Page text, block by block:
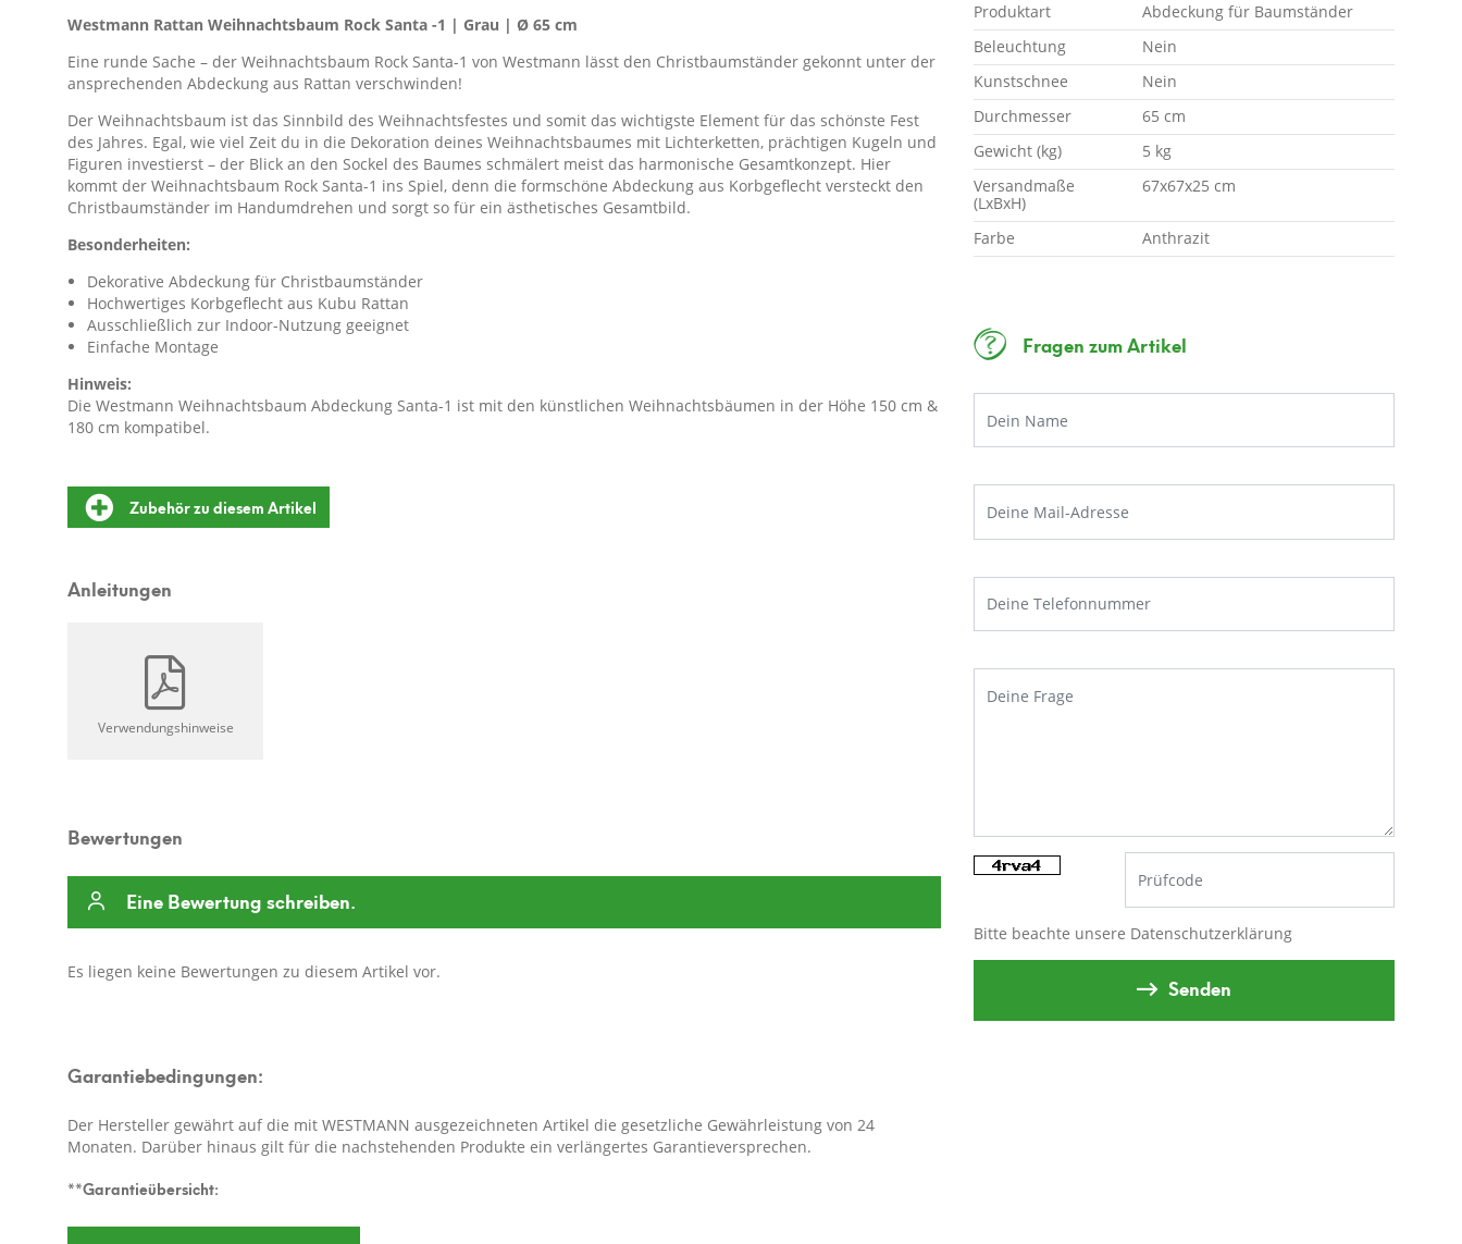
Westmann Rattan Weihnachtsbaum Rock Santa -1 | Grau | Ø 65 cm
Eine runde Sache – der Weihnachtsbaum Rock Santa-1 von Westmann lässt den Christbaumständer gekonnt unter der
ansprechenden Abdeckung aus Rattan verschwinden!
Der Weihnachtsbaum ist das Sinnbild des Weihnachtsfestes und somit das wichtigste Element für das schönste Fest
des Jahres. Egal, wie viel Zeit du in die Dekoration deines Weihnachtsbaumes mit Lichterketten, prächtigen Kugeln und
Figuren investierst – der Blick an den Sockel des Baumes schmälert meist das harmonische Gesamtkonzept. Hier
kommt der Weihnachtsbaum Rock Santa-1 ins Spiel, denn die formschöne Abdeckung aus Korbgeflecht versteckt den
Christbaumständer im Handumdrehen und sorgt so für ein ästhetisches Gesamtbild.
Besonderheiten:
Dekorative Abdeckung für Christbaumständer
Hochwertiges Korbgeflecht aus Kubu Rattan
Ausschließlich zur Indoor-Nutzung geeignet
Einfache Montage
Hinweis:
Die Westmann Weihnachtsbaum Abdeckung Santa-1 ist mit den künstlichen Weihnachtsbäumen in der Höhe 150 cm &
180 cm kompatibel.
Zubehör zu diesem Artikel
Anleitungen
Verwendungshinweise
Bewertungen
Eine Bewertung schreiben.
Es liegen keine Bewertungen zu diesem Artikel vor.
Garantiebedingungen:
Der Hersteller gewährt auf die mit WESTMANN ausgezeichneten Artikel die gesetzliche Gewährleistung von 24
Monaten. Darüber hinaus gilt für die nachstehenden Produkte ein verlängertes Garantieversprechen.
**Garantieübersicht:
Produktart
Abdeckung für Baumständer
Beleuchtung
Nein
Kunstschnee
Nein
Durchmesser
65 cm
Gewicht (kg)
5 kg
Versandmaße
(LxBxH)
67x67x25 cm
Farbe Anthrazit
Fragen zum Artikel
Bitte beachte unsere Datenschutzerklärung
Senden